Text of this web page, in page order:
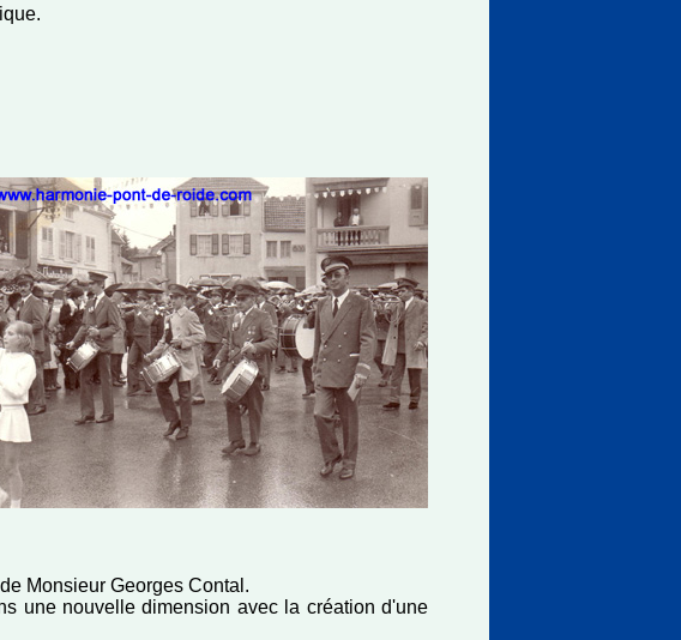
Monsieur Georges Contal.
une nouvelle dimension avec la création d'une